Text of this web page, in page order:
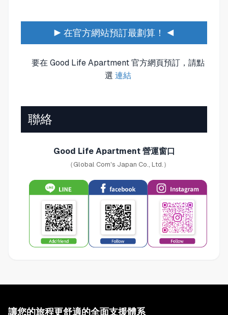
▶ 在官方網站預訂最劃算！ ◀
要在 Good Life Apartment 官方網頁預訂，請點
選 連結
聯絡
Good Life Apartment 營運窗口
（Global Com's Japan Co., Ltd.）
讓您的旅程更舒適的全面支援體系